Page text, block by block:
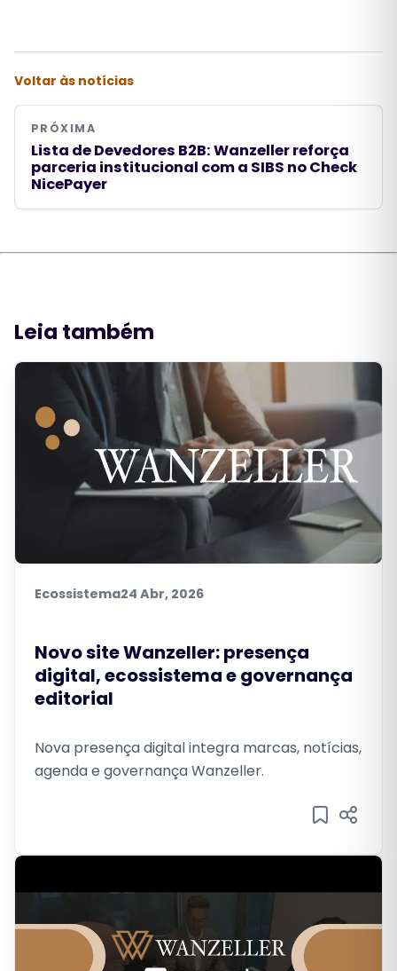
Voltar às notícias
PRÓXIMA
Lista de Devedores B2B: Wanzeller reforça
parceria institucional com a SIBS no Check
NicePayer
Leia também
Ecossistema24 Abr, 2026
Novo site Wanzeller: presença
digital, ecossistema e governança
editorial
Nova presença digital integra marcas, notícias,
agenda e governança Wanzeller.